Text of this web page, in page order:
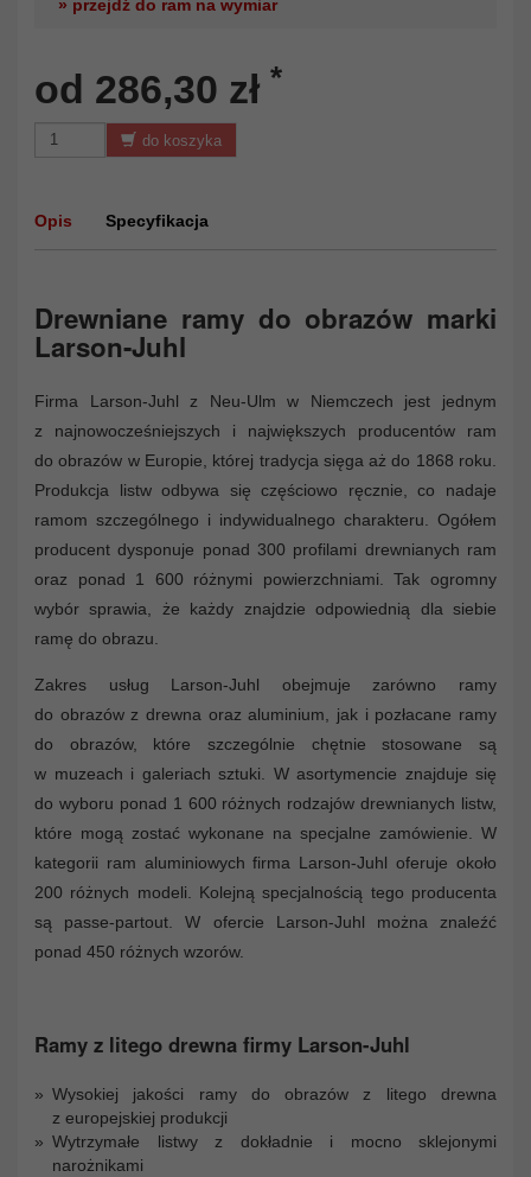
» przejdź do ram na wymiar
od 286,30 zł *
do koszyka
Opis Specyfikacja
Drewniane ramy do obrazów marki
Larson-Juhl
Firma Larson-Juhl z Neu-Ulm w Niemczech jest jednym
z najnowocześniejszych i największych producentów ram
do obrazów w Europie, której tradycja sięga aż do 1868 roku.
Produkcja listw odbywa się częściowo ręcznie, co nadaje
ramom szczególnego i indywidualnego charakteru. Ogółem
producent dysponuje ponad 300 profilami drewnianych ram
oraz ponad 1 600 różnymi powierzchniami. Tak ogromny
wybór sprawia, że każdy znajdzie odpowiednią dla siebie
ramę do obrazu.
Zakres usług Larson-Juhl obejmuje zarówno ramy
do obrazów z drewna oraz aluminium, jak i pozłacane ramy
do obrazów, które szczególnie chętnie stosowane są
w muzeach i galeriach sztuki. W asortymencie znajduje się
do wyboru ponad 1 600 różnych rodzajów drewnianych listw,
które mogą zostać wykonane na specjalne zamówienie. W
kategorii ram aluminiowych firma Larson-Juhl oferuje około
200 różnych modeli. Kolejną specjalnością tego producenta
są passe-partout. W ofercie Larson-Juhl można znaleźć
ponad 450 różnych wzorów.
Ramy z litego drewna firmy Larson-Juhl
Wysokiej jakości ramy do obrazów z litego drewna
z europejskiej produkcji
Wytrzymałe listwy z dokładnie i mocno sklejonymi
narożnikami